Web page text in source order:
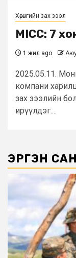
Хөрөнгийн зах зээл
MICC: 7
1 жил ago
2025.05.11.
компани
зах зээлийн
ирүүлдэг....
ЭРГЭН